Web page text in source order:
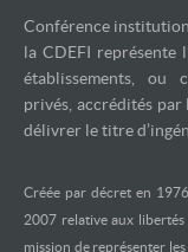
Conférence
la CDEFI représente
établissements, ou
privés, accrédités par
délivrer le titre
Créée par décret en
2007 relative aux
mission de représenter